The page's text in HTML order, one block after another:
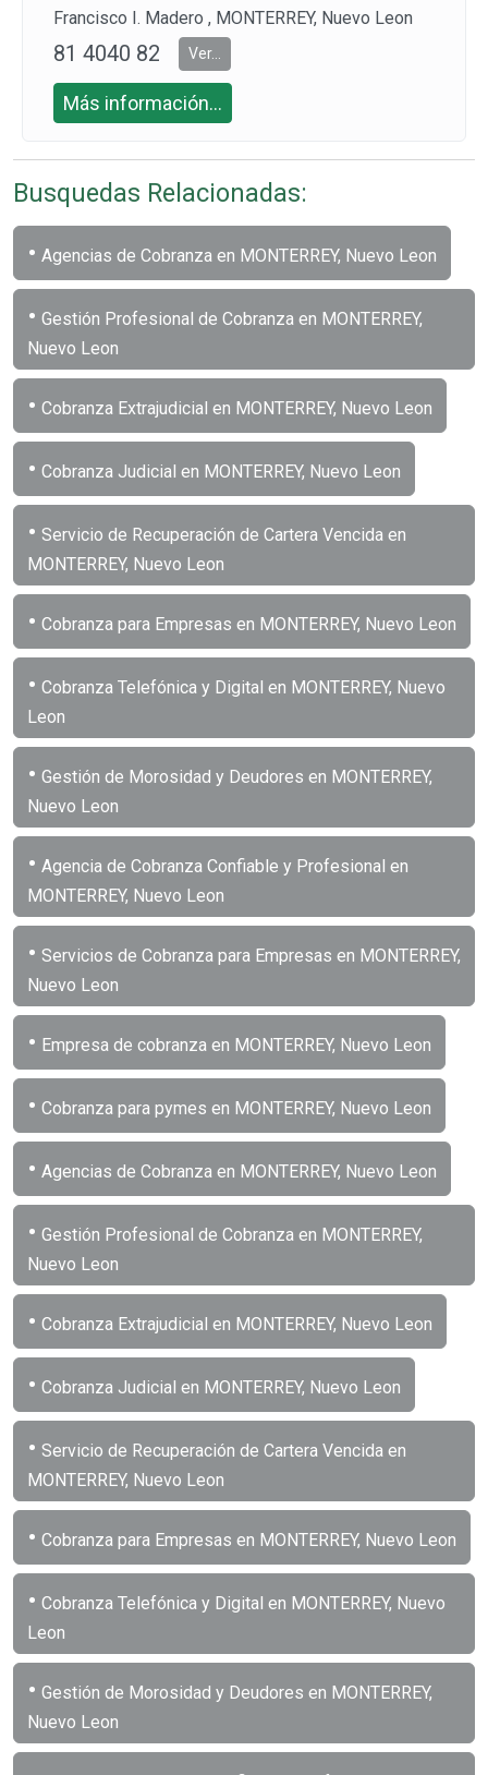
Francisco I. Madero , MONTERREY, Nuevo Leon
81 4040 82
33
Ver...
Más información...
Busquedas Relacionadas:
• Agencias de Cobranza en MONTERREY, Nuevo Leon
• Gestión Profesional de Cobranza en MONTERREY,
Nuevo Leon
• Cobranza Extrajudicial en MONTERREY, Nuevo Leon
• Cobranza Judicial en MONTERREY, Nuevo Leon
• Servicio de Recuperación de Cartera Vencida en
MONTERREY, Nuevo Leon
• Cobranza para Empresas en MONTERREY, Nuevo Leon
• Cobranza Telefónica y Digital en MONTERREY, Nuevo
Leon
• Gestión de Morosidad y Deudores en MONTERREY,
Nuevo Leon
• Agencia de Cobranza Confiable y Profesional en
MONTERREY, Nuevo Leon
• Servicios de Cobranza para Empresas en MONTERREY,
Nuevo Leon
• Empresa de cobranza en MONTERREY, Nuevo Leon
• Cobranza para pymes en MONTERREY, Nuevo Leon
• Agencias de Cobranza en MONTERREY, Nuevo Leon
• Gestión Profesional de Cobranza en MONTERREY,
Nuevo Leon
• Cobranza Extrajudicial en MONTERREY, Nuevo Leon
• Cobranza Judicial en MONTERREY, Nuevo Leon
• Servicio de Recuperación de Cartera Vencida en
MONTERREY, Nuevo Leon
• Cobranza para Empresas en MONTERREY, Nuevo Leon
• Cobranza Telefónica y Digital en MONTERREY, Nuevo
Leon
• Gestión de Morosidad y Deudores en MONTERREY,
Nuevo Leon